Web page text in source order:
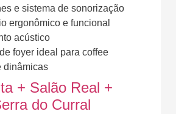
e sistema de sonorização
ergonômico e funcional
acústico
foyer ideal para coffee
dinâmicas
+ Salão Real +
do Curral